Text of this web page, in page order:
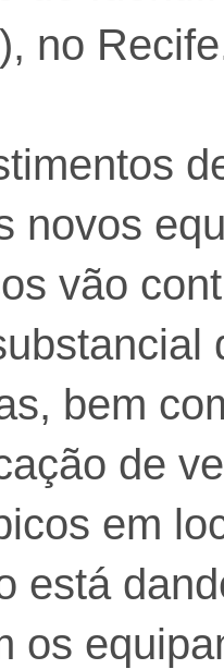
no
novos
vão
bem
de
em
está
os